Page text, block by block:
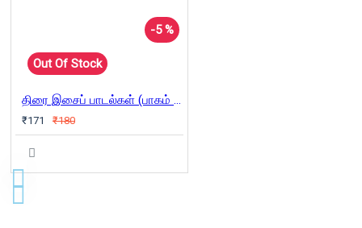
-5 %
Out Of Stock
திரை இசைப் பாடல்கள் (பாகம் 4)
₹171 ₹180